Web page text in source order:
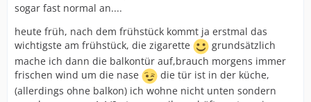
sogar fast normal an....
heute früh, nach dem frühstück kommt ja erstmal das
wichtigste am frühstück, die zigarette
grundsätzlich
mache ich dann die balkontür auf,brauch morgens immer
frischen wind um die nase
die tür ist in der küche,
(allerdings ohne balkon) ich wohne nicht unten sondern